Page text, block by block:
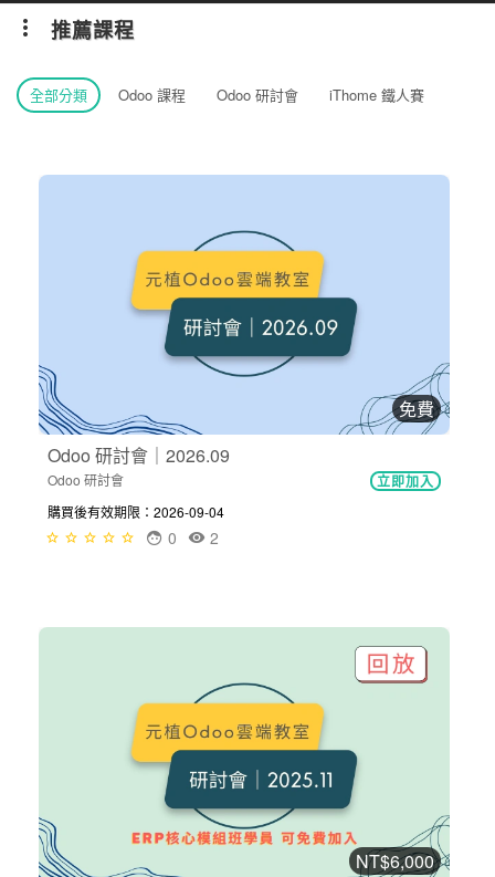
推薦課程
全部分類 Odoo 課程 Odoo 研討會 iThome 鐵人賽
免費
Odoo 研討會｜2026.09
Odoo 研討會 立即加入
購買後有效期限：2026-09-04
2
0
NT$6,000